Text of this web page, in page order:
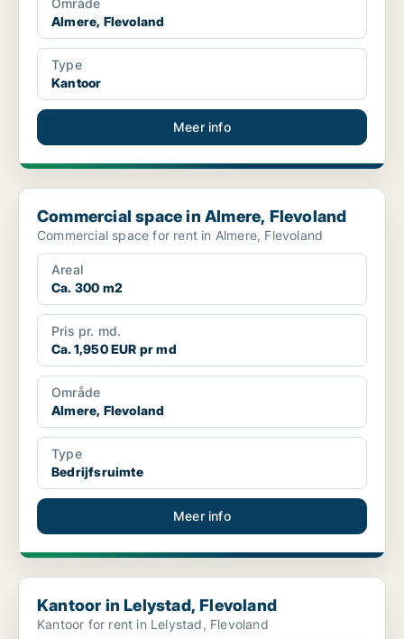
Område
Almere, Flevoland
Type
Kantoor
Meer info
Commercial space in Almere, Flevoland
Commercial space in Almere, Flevoland
Commercial space for rent in Almere, Flevoland
Areal
Ca. 300 m2
Pris pr. md.
Ca. 1,950 EUR pr md
Område
Almere, Flevoland
Type
Bedrijfsruimte
Meer info
Kantoor in Lelystad, Flevoland
Kantoor in Lelystad, Flevoland
Kantoor for rent in Lelystad, Flevoland